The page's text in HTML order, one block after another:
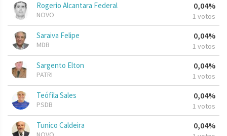
Rogerio Alcantara Federal
NOVO
0,04%
1 votos
Saraiva Felipe
MDB
0,04%
1 votos
Sargento Elton
PATRI
0,04%
1 votos
Teófila Sales
PSDB
0,04%
1 votos
Tunico Caldeira 0,04%